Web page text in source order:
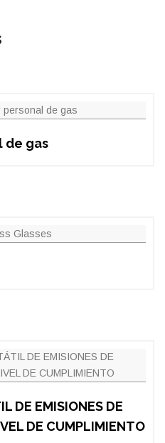
de gas
DE EMISIONES DE
DE CUMPLIMIENTO